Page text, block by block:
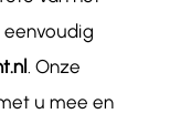
. Onze
u mee en